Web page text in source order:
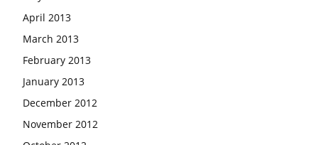
April 2013
March 2013
February 2013
January 2013
December 2012
November 2012